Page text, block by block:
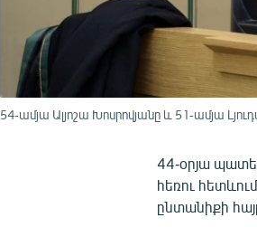
54-ամյա Ալյոշա Խոսրովյանը և 51-ամյա
44-օրյա
հեռու
ընտանիքի